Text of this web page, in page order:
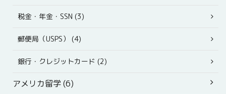
税金・年金・SSN (3)
郵便局（USPS） (4)
銀行・クレジットカード (2)
アメリカ留学 (6)